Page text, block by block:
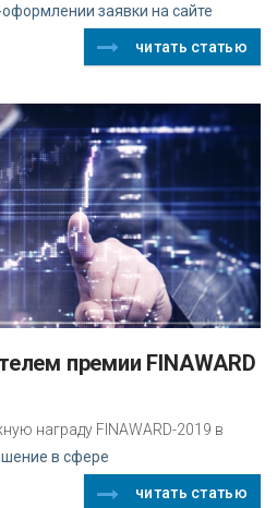
заявки на сайте
читать статью
награду FINAWARD-2019 в
в сфере
читать статью